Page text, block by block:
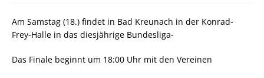
Am Samstag (18.) findet in Bad Kreunach in der Konrad-
Frey-Halle in das diesjährige Bundesliga-
Das Finale beginnt um 18:00 Uhr mit den Vereinen